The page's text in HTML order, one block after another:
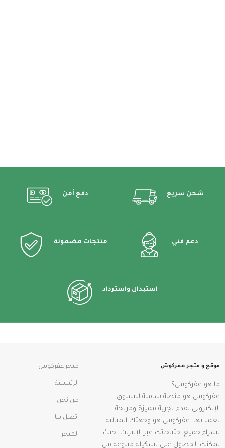
شحن سريع دفع أمن
دعم فني منتجات مضمونة
استبدال واسترداد
موقع و متجر عفركوش
ما هو عفركوش؟
عفركوش هو منصة شاملة للتسوق
الإلكتروني تقدم تجربة مميزة ومريحة
لعملائها. عفركوش هو وجهتك المثالية
لشراء جميع احتياجاتك عبر الإنترنت، حيث
يمكنك الحصول على تشكيلة متنوعة من
متجر عفركوش
الرئيسية
من نحن
اتصل بنا
المتجر